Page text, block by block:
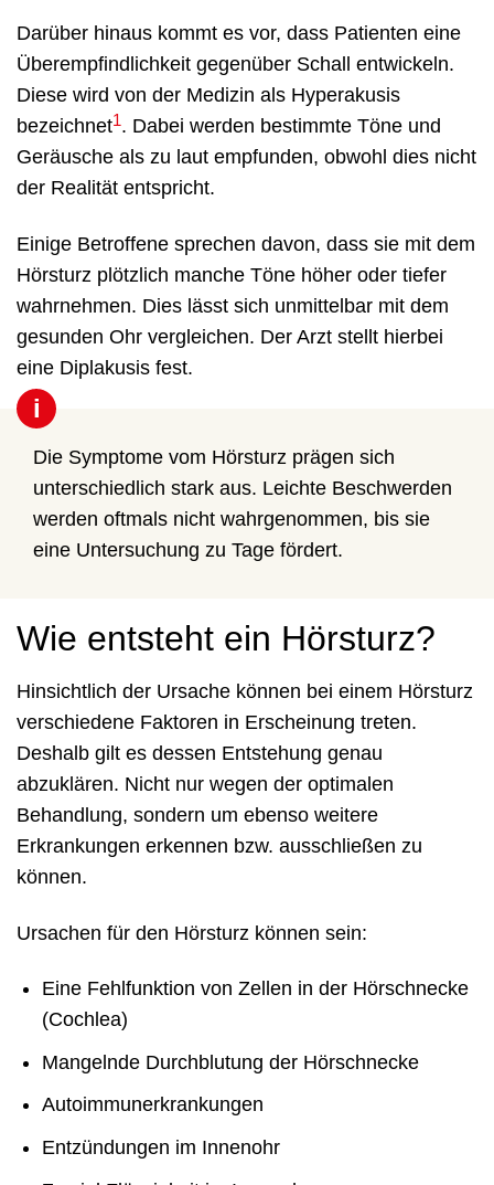
Darüber hinaus kommt es vor, dass Patienten eine
Überempfindlichkeit gegenüber Schall entwickeln.
Diese wird von der Medizin als Hyperakusis
bezeichnet1. Dabei werden bestimmte Töne und
Geräusche als zu laut empfunden, obwohl dies nicht
der Realität entspricht.
Einige Betroffene sprechen davon, dass sie mit dem
Hörsturz plötzlich manche Töne höher oder tiefer
wahrnehmen. Dies lässt sich unmittelbar mit dem
gesunden Ohr vergleichen. Der Arzt stellt hierbei
eine Diplakusis fest.
i
Die Symptome vom Hörsturz prägen sich
unterschiedlich stark aus. Leichte Beschwerden
werden oftmals nicht wahrgenommen, bis sie
eine Untersuchung zu Tage fördert.
Wie entsteht ein Hörsturz?
Hinsichtlich der Ursache können bei einem Hörsturz
verschiedene Faktoren in Erscheinung treten.
Deshalb gilt es dessen Entstehung genau
abzuklären. Nicht nur wegen der optimalen
Behandlung, sondern um ebenso weitere
Erkrankungen erkennen bzw. ausschließen zu
können.
Ursachen für den Hörsturz können sein:
Eine Fehlfunktion von Zellen in der Hörschnecke
(Cochlea)
Mangelnde Durchblutung der Hörschnecke
Autoimmunerkrankungen
Entzündungen im Innenohr